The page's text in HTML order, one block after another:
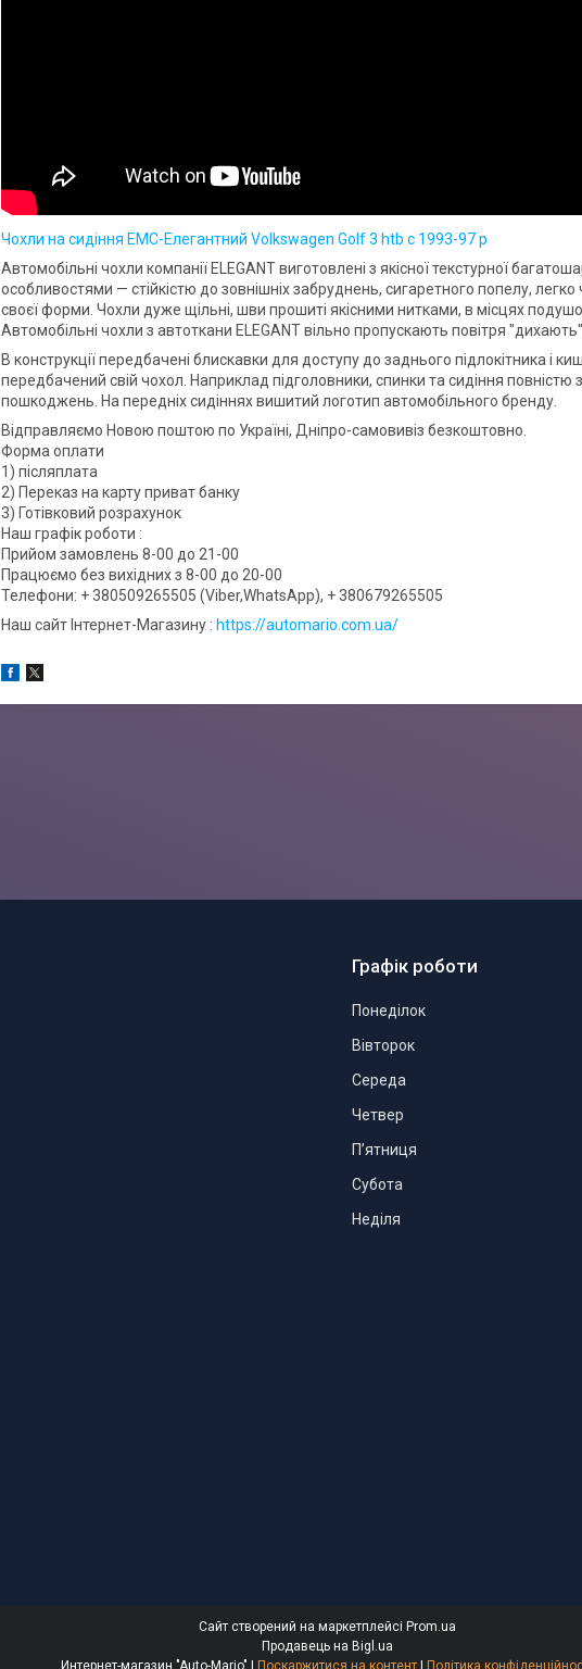
Чохли на сидіння EMC-Елегантний Volkswagen Golf 3 htb c 1993-97 р
Автомобільні чохли компанії ELEGANT виготовлені з якісної текстурної
особливостями — стійкістю до зовнішніх забруднень, сигаретного попелу,
своєї форми. Чохли дуже щільні, шви прошиті якісними нитками, в місцях
Автомобільні чохли з автоткани ELEGANT вільно пропускають повітря
В конструкції передбачені блискавки для доступу до заднього підлокітника і
передбачений свій чохол. Наприклад підголовники, спинки та сидіння повністю
пошкоджень. На передніх сидіннях вишитий логотип автомобільного бренду.
Відправляємо Новою поштою по Україні, Дніпро-самовивіз безкоштовно.
Форма оплати
1) післяплата
2) Переказ на карту приват банку
3) Готівковий розрахунок
Наш графік роботи :
Прийом замовлень 8-00 до 21-00
Працюємо без вихідних з 8-00 до 20-00
Телефони: + 380509265505 (Viber,WhatsApp), + 380679265505
Наш сайт Інтернет-Магазину : https://automario.com.ua/
Графік роботи
Понеділок
Вівторок
Середа
Четвер
Пʼятниця
Субота
Неділя
Сайт створений на маркетплейсі Prom.ua
Продавець на Bigl.ua
Интернет-магазин "Auto-Mario" | Поскаржитися на контент | Політика